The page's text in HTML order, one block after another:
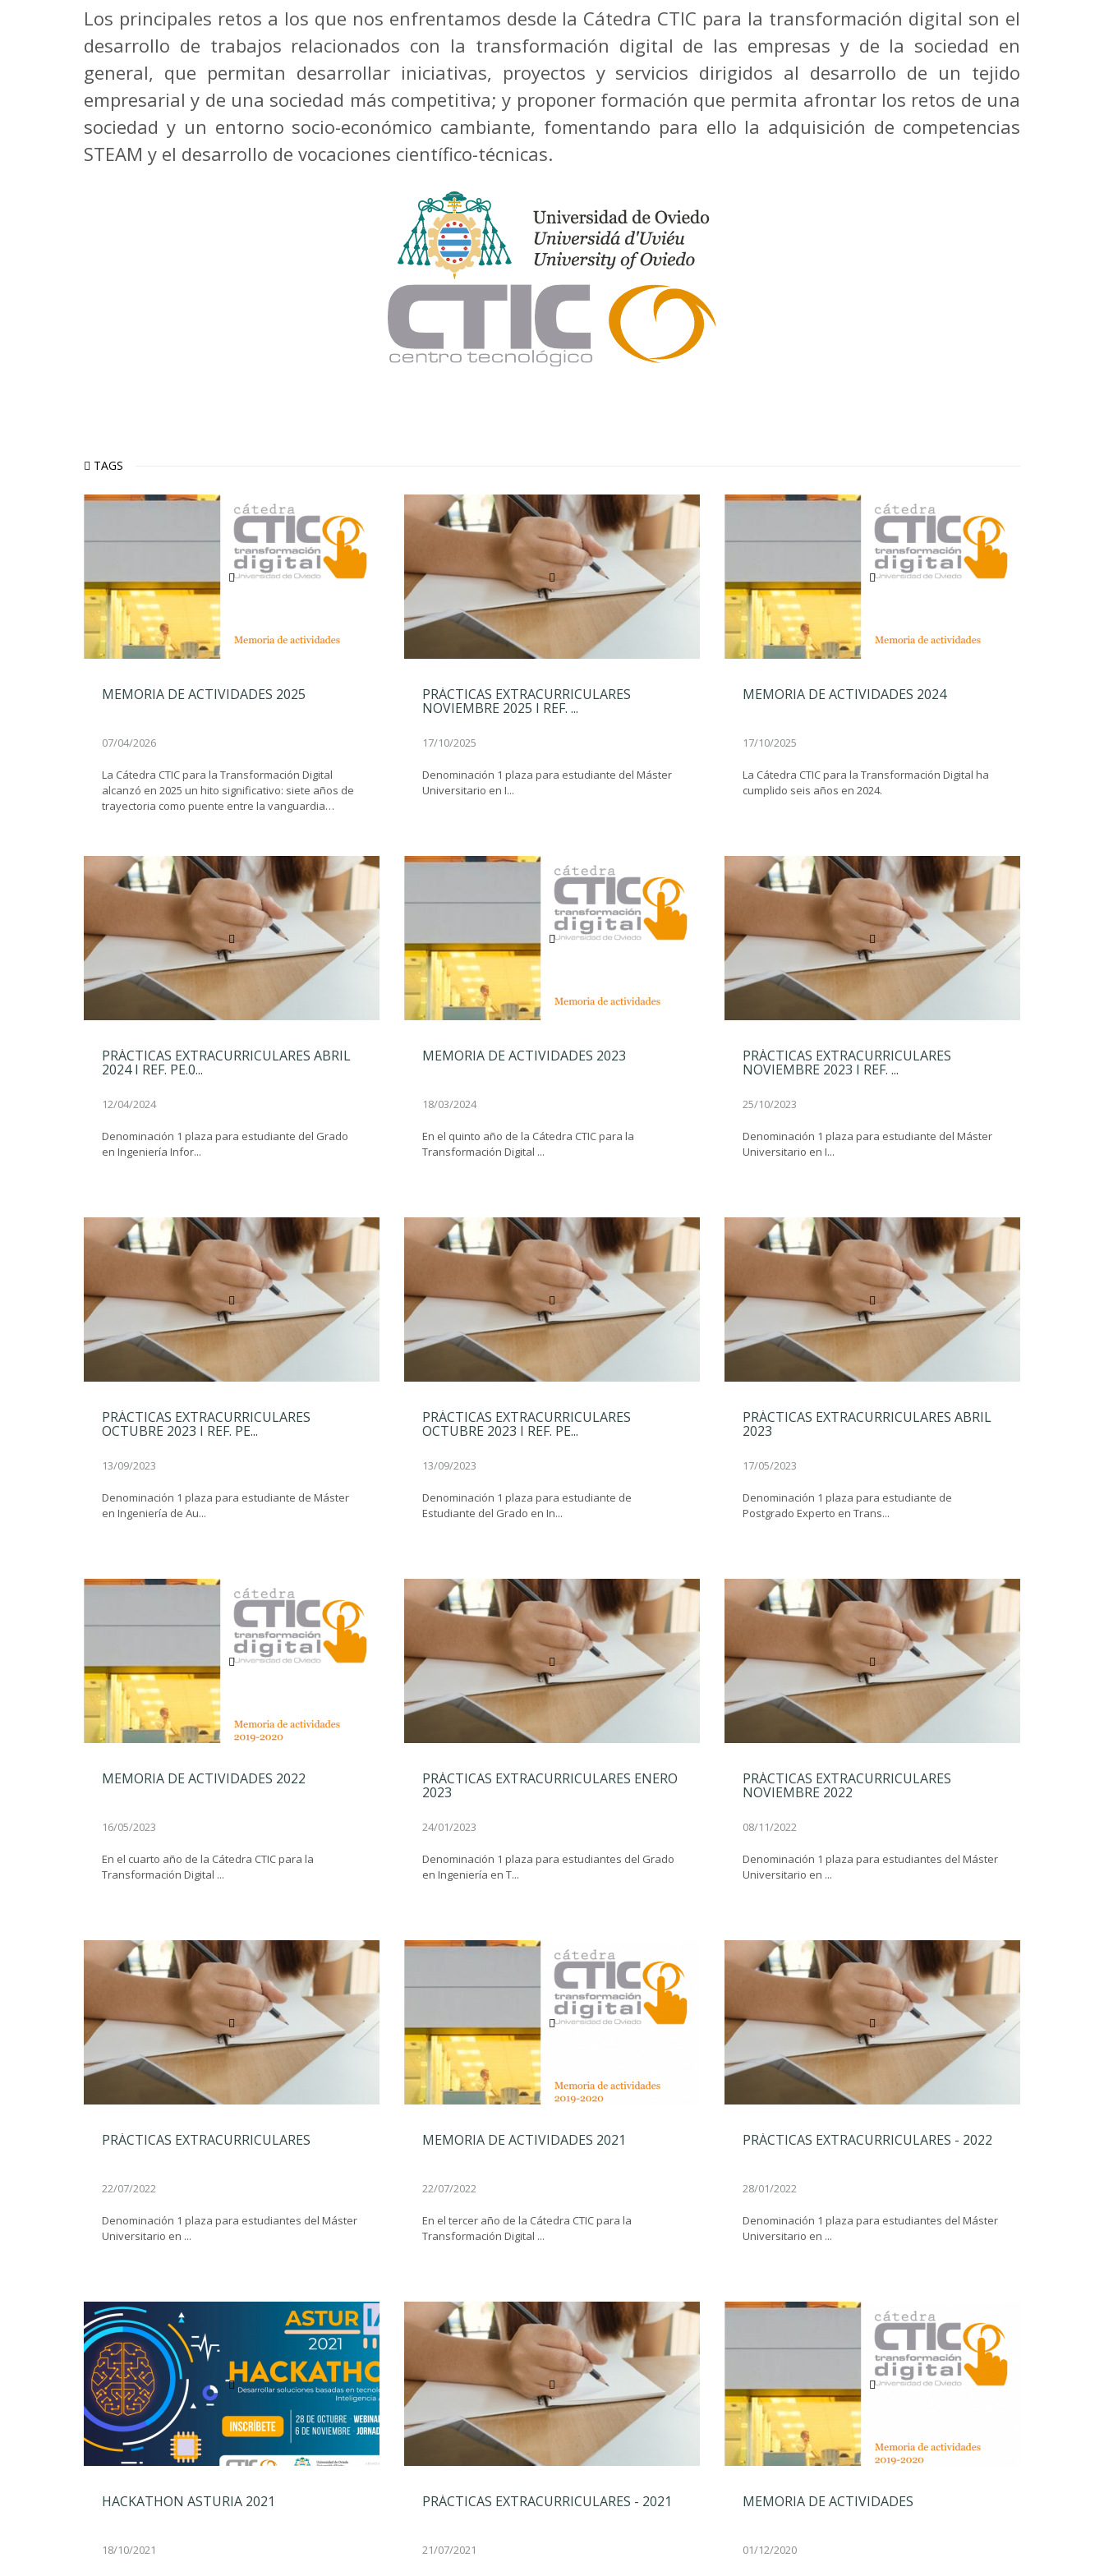
Los principales retos a los que nos enfrentamos desde la Cátedra CTIC para la transformación digital son el
desarrollo de trabajos relacionados con la transformación digital de las empresas y de la sociedad en
general, que permitan desarrollar iniciativas, proyectos y servicios dirigidos al desarrollo de un tejido
empresarial y de una sociedad más competitiva; y proponer formación que permita afrontar los retos de una
sociedad y un entorno socio-económico cambiante, fomentando para ello la adquisición de competencias
STEAM y el desarrollo de vocaciones científico-técnicas.
TAGS
MEMORIA DE ACTIVIDADES 2025
07/04/2026
La Cátedra CTIC para la Transformación Digital
alcanzó en 2025 un hito significativo: siete años de
trayectoria como puente entre la vanguardia
PRÁCTICAS EXTRACURRICULARES
NOVIEMBRE 2025 I REF. ...
17/10/2025
Denominación 1 plaza para estudiante del Máster
Universitario en I...
MEMORIA DE ACTIVIDADES 2024
17/10/2025
La Cátedra CTIC para la Transformación Digital ha
cumplido seis años en 2024.
PRÁCTICAS EXTRACURRICULARES ABRIL
2024 I REF. PE.0...
12/04/2024
Denominación 1 plaza para estudiante del Grado
en Ingeniería Infor...
MEMORIA DE ACTIVIDADES 2023
18/03/2024
En el quinto año de la Cátedra CTIC para la
Transformación Digital ...
PRÁCTICAS EXTRACURRICULARES
NOVIEMBRE 2023 I REF. ...
25/10/2023
Denominación 1 plaza para estudiante del Máster
Universitario en I...
PRÁCTICAS EXTRACURRICULARES
OCTUBRE 2023 I REF. PE...
13/09/2023
Denominación 1 plaza para estudiante de Máster
en Ingeniería de Au...
PRÁCTICAS EXTRACURRICULARES
OCTUBRE 2023 I REF. PE...
13/09/2023
Denominación 1 plaza para estudiante de
Estudiante del Grado en In...
PRÁCTICAS EXTRACURRICULARES ABRIL
2023
17/05/2023
Denominación 1 plaza para estudiante de
Postgrado Experto en Trans...
MEMORIA DE ACTIVIDADES 2022
16/05/2023
En el cuarto año de la Cátedra CTIC para la
Transformación Digital ...
PRÁCTICAS EXTRACURRICULARES ENERO
2023
24/01/2023
Denominación 1 plaza para estudiantes del Grado
en Ingeniería en T...
PRÁCTICAS EXTRACURRICULARES
NOVIEMBRE 2022
08/11/2022
Denominación 1 plaza para estudiantes del Máster
Universitario en ...
PRÁCTICAS EXTRACURRICULARES
22/07/2022
Denominación 1 plaza para estudiantes del Máster
Universitario en ...
MEMORIA DE ACTIVIDADES 2021
22/07/2022
En el tercer año de la Cátedra CTIC para la
Transformación Digital ...
PRÁCTICAS EXTRACURRICULARES - 2022
28/01/2022
Denominación 1 plaza para estudiantes del Máster
Universitario en ...
HACKATHON ASTURIA 2021
18/10/2021
PRÁCTICAS EXTRACURRICULARES - 2021
21/07/2021
MEMORIA DE ACTIVIDADES
01/12/2020